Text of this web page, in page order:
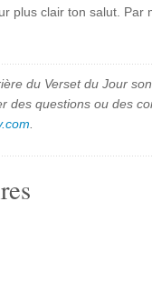
plus clair ton salut. Par
du Verset du Jour
des questions ou des